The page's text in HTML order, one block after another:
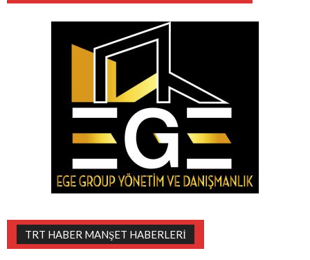
TRT HABER MANŞET HABERLERI